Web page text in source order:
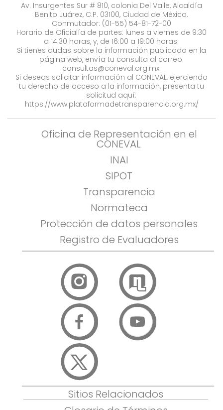
Av. Insurgentes Sur # 810, colonia Del Valle, Alcaldía
Benito Juárez, C.P. 03100, Ciudad de México.
Conmutador: (01-55) 54-81-72-00
Horario de Oficialía de partes: lunes a viernes de 9:30
a 14:30 horas, y, de 16:00 a 19:00 horas.
Si tienes dudas sobre la información publicada en la
página web, envía tu consulta al correo:
consultas@coneval.org.mx.
Si deseas solicitar información al CONEVAL, ejerciendo
tu derecho de acceso a la información, presenta tu
solicitud aquí:
https://www.plataformadetransparencia.org.mx/
Oficina de Representación en el
CONEVAL
INAI
SIPOT
Transparencia
Normateca
Protección de datos personales
Registro de Evaluadores
Sitios Relacionados